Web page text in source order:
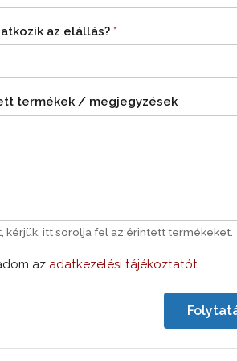
az elállás? *
termékek / megjegyzések
kérjük, itt sorolja fel az érintett termékeket.
az adatkezelési tájékoztatót